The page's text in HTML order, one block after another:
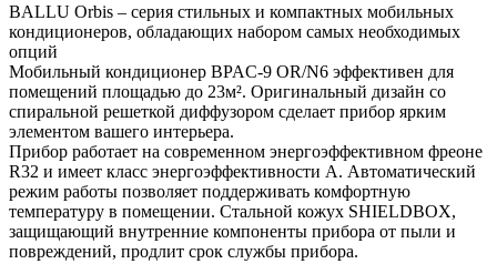
BALLU Orbis – серия стильных и компактных мобильных
кондиционеров, обладающих набором самых необходимых
опций
Мобильный кондиционер BPAC-9 OR/N6 эффективен для
помещений площадью до 23м². Оригинальный дизайн со
спиральной решеткой диффузором сделает прибор ярким
элементом вашего интерьера.
Прибор работает на современном энергоэффективном фреоне
R32 и имеет класс энергоэффективности A. Автоматический
режим работы позволяет поддерживать комфортную
температуру в помещении. Стальной кожух SHIELDBOX,
защищающий внутренние компоненты прибора от пыли и
повреждений, продлит срок службы прибора.